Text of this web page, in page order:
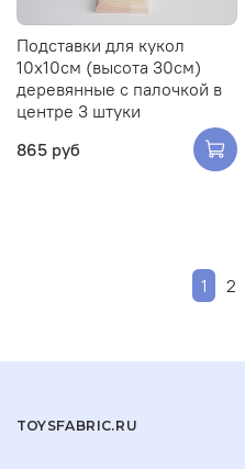
Подставки для кукол
10х10см (высота 30см)
деревянные с палочкой в
центре 3 штуки
865 руб
1 2
TOYSFABRIC.RU